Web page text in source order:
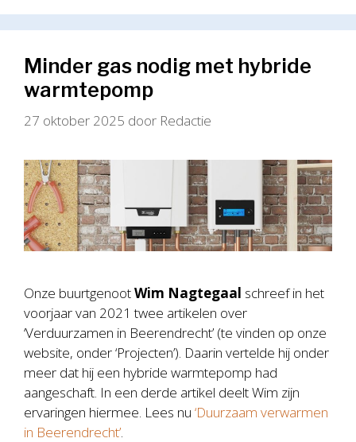
Minder gas nodig met hybride
warmtepomp
27 oktober 2025 door Redactie
Onze buurtgenootWim Nagtegaal schreef in het
voorjaar van 2021 twee artikelen over
‘Verduurzamen in Beerendrecht’ (te vinden op onze
website, onder ‘Projecten’). Daarin vertelde hij onder
meer dat hij een hybride warmtepomp had
aangeschaft. In een derde artikel deelt Wim zijn
ervaringen hiermee. Lees nu ‘Duurzaam verwarmen
in Beerendrecht’